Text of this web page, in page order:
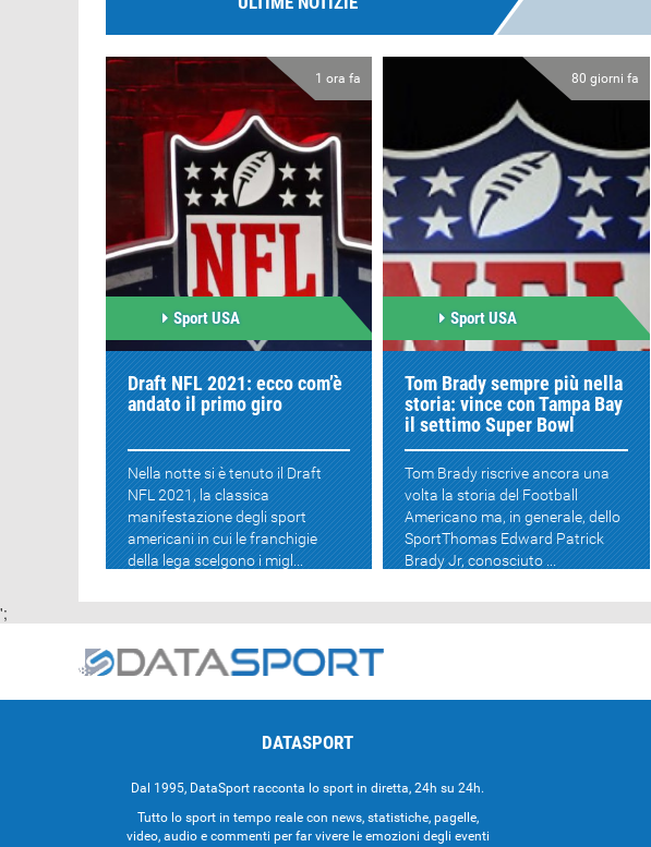
1 ora fa
Sport USA
Draft NFL 2021: ecco com’è
andato il primo giro
Nella notte si è tenuto il Draft
NFL 2021, la classica
manifestazione degli sport
americani in cui le franchigie
della lega scelgono i migl...
80 giorni fa
Sport USA
Tom Brady sempre più nella
storia: vince con Tampa Bay
il settimo Super Bowl
Tom Brady riscrive ancora una
volta la storia del Football
Americano ma, in generale, dello
SportThomas Edward Patrick
Brady Jr, conosciuto ...
';
DATASPORT
Dal 1995, DataSport racconta lo sport in diretta, 24h su 24h.
Tutto lo sport in tempo reale con news, statistiche, pagelle,
video, audio e commenti per far vivere le emozioni degli eventi